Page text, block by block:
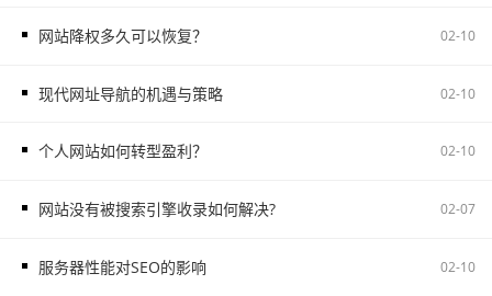
网站降权多久可以恢复？ 02-10
现代网址导航的机遇与策略 02-10
个人网站如何转型盈利？ 02-10
网站没有被搜索引擎收录如何解决? 02-07
服务器性能对SEO的影响 02-10